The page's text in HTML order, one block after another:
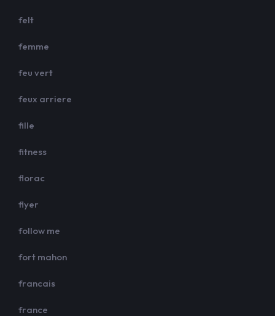
felt
femme
feu vert
feux arriere
fille
fitness
florac
flyer
follow me
fort mahon
francais
france